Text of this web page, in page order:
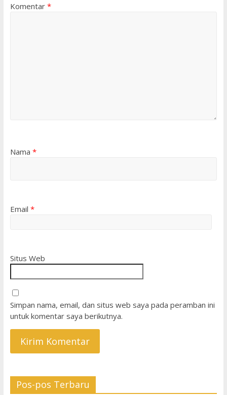
Komentar *
Nama *
Email *
Situs Web
Simpan nama, email, dan situs web saya pada peramban ini
untuk komentar saya berikutnya.
Pos-pos Terbaru